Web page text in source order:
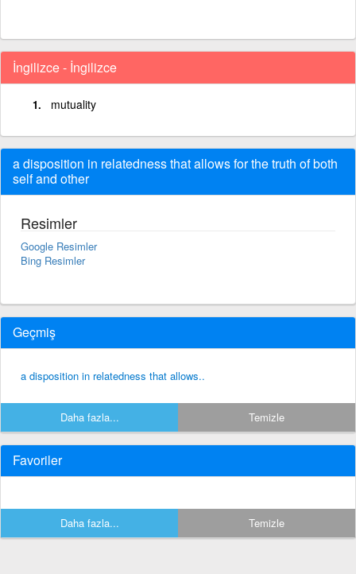
İngilizce - İngilizce
mutuality
a disposition in relatedness that allows for the truth of both
self and other
Resimler
Google Resimler
Bing Resimler
Geçmiş
a disposition in relatedness that allows..
Daha fazla... Temizle
Favoriler
Daha fazla... Temizle